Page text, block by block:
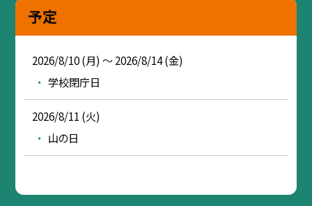
予定
2026/8/10 (月) ～ 2026/8/14 (金)
学校閉庁日
2026/8/11 (火)
山の日